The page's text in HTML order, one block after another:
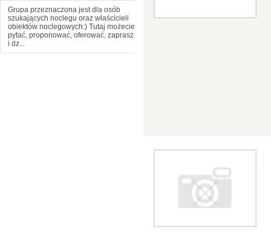
Grupa przeznaczona jest dla osób
szukających noclegu oraz właścicieli
obiektów noclegowych:) Tutaj możecie
pytać, proponować, oferować, zapraszać
i dz...